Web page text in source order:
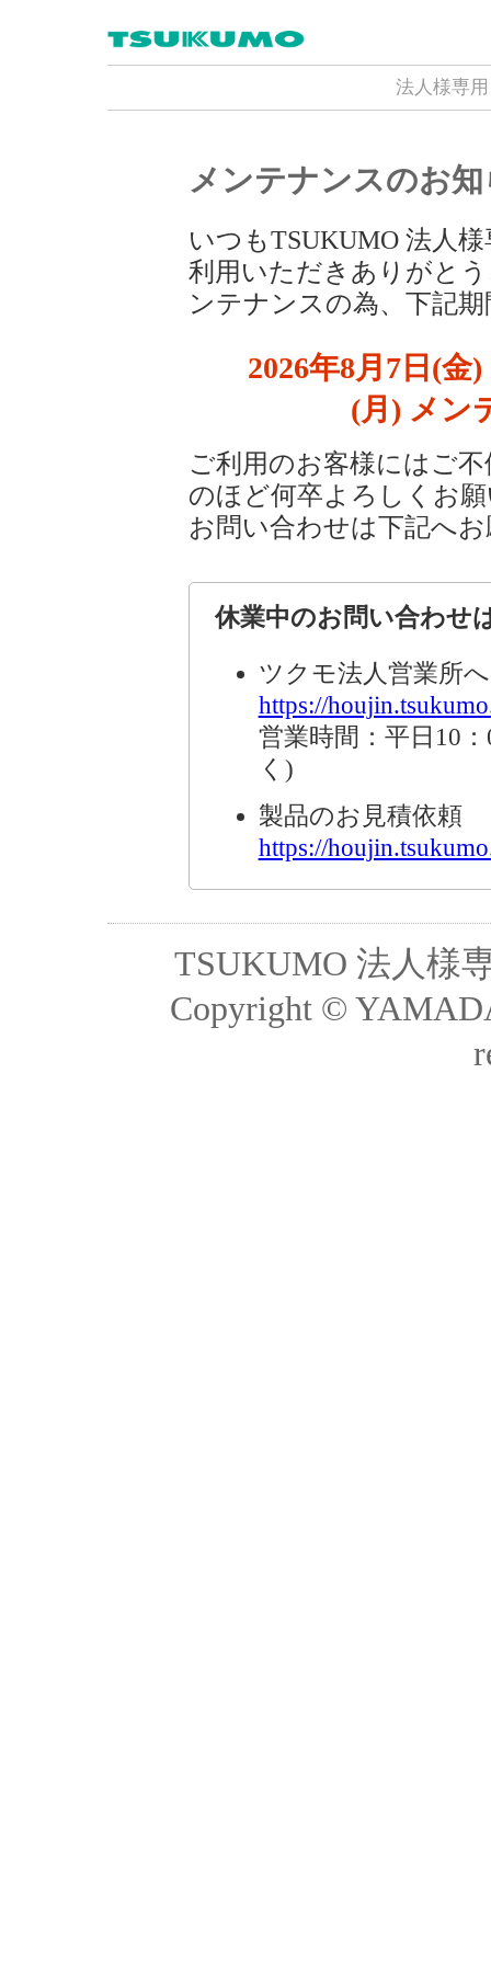
法人様専
メンテナンスのお
いつもTSUKUMO 法人
利用いただきありがと
ンテナンスの為、下記
2026年8月7日(金
(月) メン
ご利用のお客様にはご
のほど何卒よろしくお
お問い合わせは下記へ
休業中のお問い合わせ
ツクモ法人営業所
https://
営業時間：平日10
く)
製品のお見積依頼
https://
TSUKUMO 法人様
Copyright ©